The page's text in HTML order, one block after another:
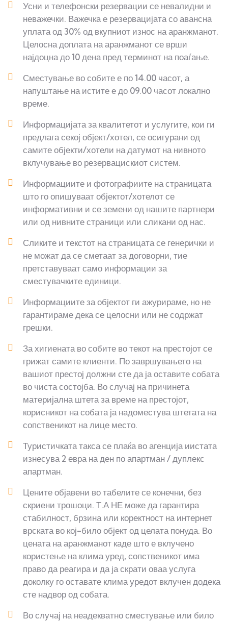
Усни и телефонски резервации се невалидни и
неважечки. Важечка е резервацијата со авансна
уплата од 30% од вкупниот износ на аранжманот.
Целосна доплата на аранжманот се врши
најдоцна до 10 дена пред терминот на поаѓање.
Сместување во собите е по 14.00 часот, а
напуштање на истите е до 09.00 часот локално
време.
Информацијата за квалитетот и услугите, кои ги
предлага секој објект/хотел, се осигурани од
самите објекти/хотели на датумот на нивното
вклучување во резервацискиот систем.
Информациите и фотографиите на страницата
што го опишуваат објектот/хотелот се
информативни и се земени од нашите партнери
или од нивните страници или сликани од нас.
Сликите и текстот на страницата се генерички и
не можат да се сметаат за договорни, тие
претставуваат само информации за
сместувачките единици.
Информациите за објектот ги ажурираме, но не
гарантираме дека се целосни или не содржат
грешки.
За хигиената во собите во текот на престојот се
грижат самите клиенти. По завршувањето на
вашиот престој должни сте да ја оставите собата
во чиста состојба. Во случај на причинета
материјална штета за време на престојот,
корисникот на собата ја надоместува штетата на
сопственикот на лице место.
Туристичката такса се плаќа во агенција иистата
изнесува 2 евра на ден по апартман / дуплекс
апартман.
Цените објавени во табелите се конечни, без
скриени трошоци. Т.А НЕ може да гарантира
стабилност, брзина или коректност на интернет
врската во кој-било објект од целата понуда. Во
цената на аранжманот каде што е вклучено
користење на клима уред, сопственикот има
право да реагира и да ја скрати оваа услуга
доколку го оставате клима уредот вклучен додека
сте надвор од собата.
Во случај на неадекватно сместување или било